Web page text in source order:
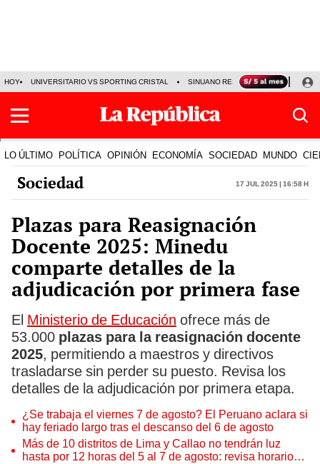
HOY UNIVERSITARIO VS SPORTING CRISTAL SINUANO RESULTADOS HOY
LO ÚLTIMO POLÍTICA OPINIÓN ECONOMÍA SOCIEDAD MUNDO
Sociedad 17 Jul 2025 | 16:58 h
Plazas para Reasignación
Docente 2025: Minedu
comparte detalles de la
adjudicación por primera fase
El Ministerio de Educación ofrece más de
53.000 plazas para la reasignación docente
2025, permitiendo a maestros y directivos
trasladarse sin perder su puesto. Revisa los
detalles de la adjudicación por primera etapa.
¿Se trabaja el viernes 7 de agosto? El Peruano aclara si
hay feriado largo tras el descanso del 6 de agosto
Más de 10 distritos de Lima y Callao no tendrán luz
hasta por 12 horas del 5 al 7 de agosto: revisa horarios y